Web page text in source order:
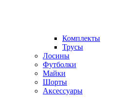
Комплекты
Трусы
Лосины
Футболки
Майки
Шорты
Аксессуары